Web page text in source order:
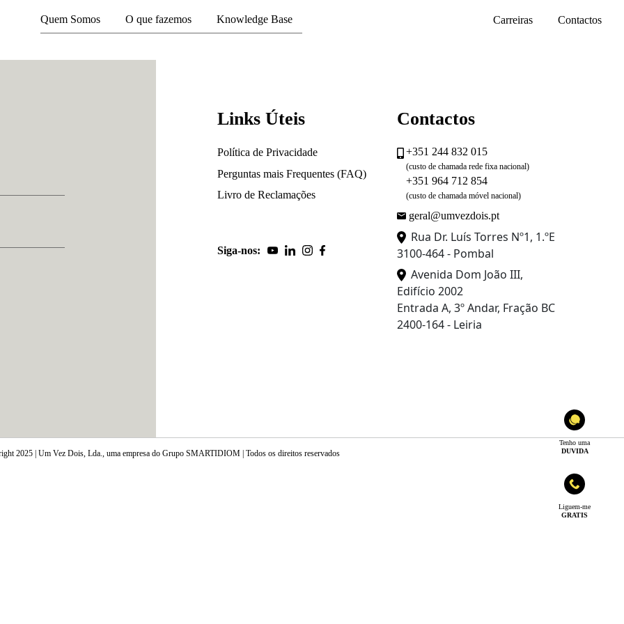
Quem Somos O que fazemos Knowledge Base Carreiras Contactos
Links Úteis
Política de Privacidade
Perguntas mais Frequentes (FAQ)
Livro de Reclamações
Siga-nos:
Contactos
+351 244 832 015
(custo de chamada rede fixa nacional)
+351 964 712 854
(custo de chamada móvel nacional)
geral@umvezdois.pt
Rua Dr. Luís Torres Nº1, 1.ºE
3100-464 - Pombal
Avenida Dom João III,
Edifício 2002
Entrada A, 3º Andar, Fração BC
2400-164 - Leiria
2025 | Um Vez Dois, Lda., uma empresa do Grupo SMARTIDIOM | Todos os direitos reservados
Tenho uma
DUVIDA
Liguem-me
GRATIS